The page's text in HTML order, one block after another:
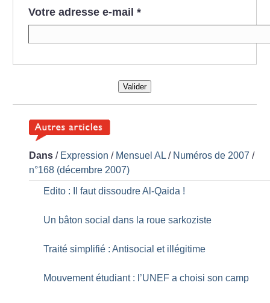
Votre adresse e-mail *
Valider
Dans / Expression / Mensuel AL / Numéros de 2007 /
n°168 (décembre 2007)
Edito : Il faut dissoudre Al-Qaida !
Un bâton social dans la roue sarkoziste
Traité simplifié : Antisocial et illégitime
Mouvement étudiant : l’UNEF a choisi son camp